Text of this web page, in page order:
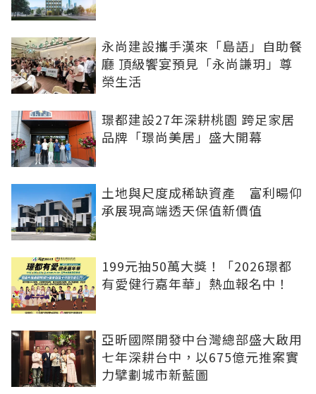
永尚建設攜手漢來「島語」自助餐
廳 頂級饗宴預見「永尚謙玥」尊
榮生活
璟都建設27年深耕桃園 跨足家居
品牌「璟尚美居」盛大開幕
土地與尺度成稀缺資產 富利暘仰
承展現高端透天保值新價值
199元抽50萬大獎！「2026璟都
有愛健行嘉年華」熱血報名中！
亞昕國際開發中台灣總部盛大啟用
七年深耕台中，以675億元推案實
力擘劃城市新藍圖